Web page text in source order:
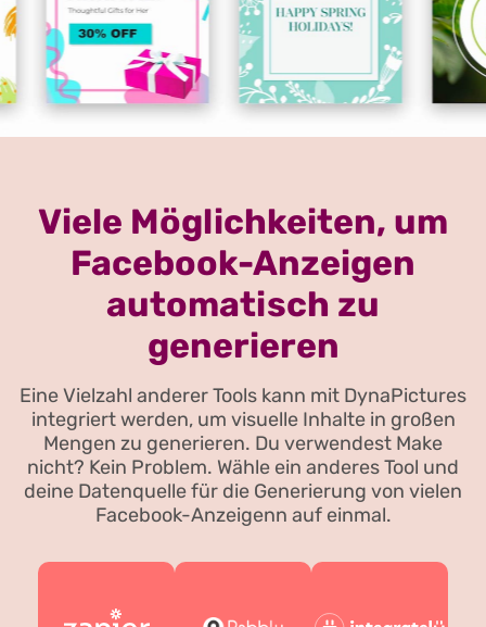
Viele Möglichkeiten, um
Facebook-Anzeigen
automatisch zu
generieren
Eine Vielzahl anderer Tools kann mit DynaPictures
integriert werden, um visuelle Inhalte in großen
Mengen zu generieren. Du verwendest Make
nicht? Kein Problem. Wähle ein anderes Tool und
deine Datenquelle für die Generierung von vielen
Facebook-Anzeigenn auf einmal.